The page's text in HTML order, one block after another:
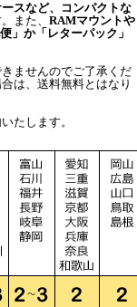
スなど、コンパクトな
また、 RAMマウントや
」か「レターパック」
ませんのでご了承くだ
は、送料無料とはなり
たします。